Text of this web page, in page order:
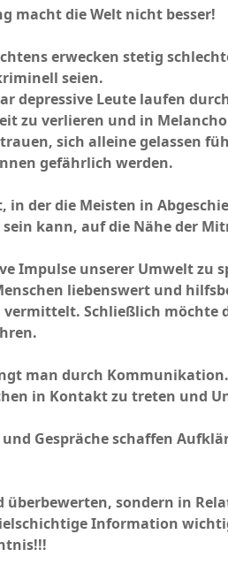
macht die Welt nicht besser!
erwecken stetig
seien.
depressive Leute laufen
zu verlieren und in
sich alleine gelassen
gefährlich werden.
in der die Meisten in
kann, auf die Nähe der
Impulse unserer Umwelt zu
liebenswert und
Schließlich möchte
man durch
in Kontakt zu treten und
Gespräche schaffen
überbewerten, sondern in
Information